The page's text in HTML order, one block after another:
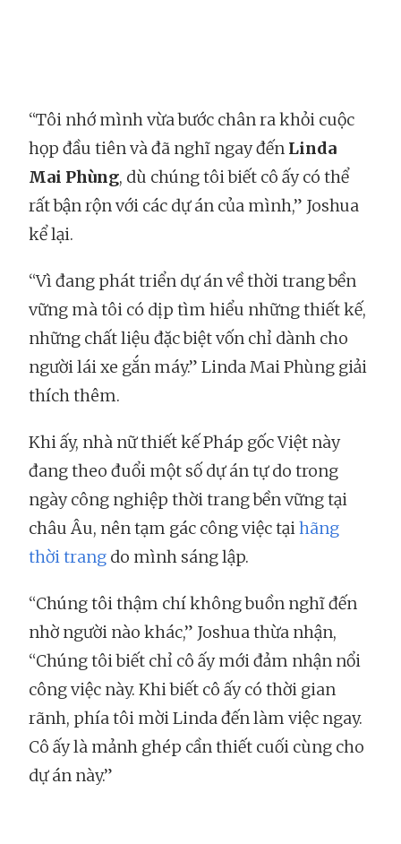
“Tôi nhớ mình vừa bước chân ra khỏi cuộc
họp đầu tiên và đã nghĩ ngay đến Linda
Mai Phùng, dù chúng tôi biết cô ấy có thể
rất bận rộn với các dự án của mình,” Joshua
kể lại.
“Vì đang phát triển dự án về thời trang bền
vững mà tôi có dịp tìm hiểu những thiết kế,
những chất liệu đặc biệt vốn chỉ dành cho
người lái xe gắn máy.” Linda Mai Phùng giải
thích thêm.
Khi ấy, nhà nữ thiết kế Pháp gốc Việt này
đang theo đuổi một số dự án tự do trong
ngày công nghiệp thời trang bền vững tại
châu Âu, nên tạm gác công việc tạihãng
thời trang do mình sáng lập.
“Chúng tôi thậm chí không buồn nghĩ đến
nhờ người nào khác,” Joshua thừa nhận,
“Chúng tôi biết chỉ cô ấy mới đảm nhận nổi
công việc này. Khi biết cô ấy có thời gian
rãnh, phía tôi mời Linda đến làm việc ngay.
Cô ấy là mảnh ghép cần thiết cuối cùng cho
dự án này.”